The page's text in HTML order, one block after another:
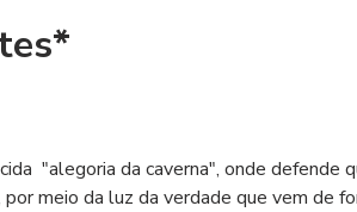
"alegoria da caverna", onde defende
meio da luz da verdade que vem de